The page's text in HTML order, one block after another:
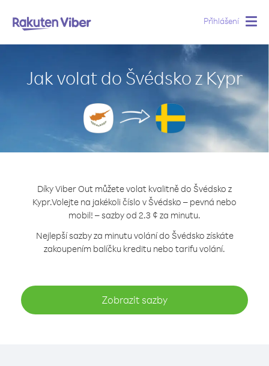
Přihlášení
Jak volat do Švédsko z Kypr
Díky Viber Out můžete volat kvalitně do Švédsko z
Kypr.Volejte na jakékoli číslo v Švédsko – pevná nebo
mobil! – sazby od 2.3 ¢ za minutu.
Nejlepší sazby za minutu volání do Švédsko získáte
zakoupením balíčku kreditu nebo tarifu volání.
Zobrazit sazby